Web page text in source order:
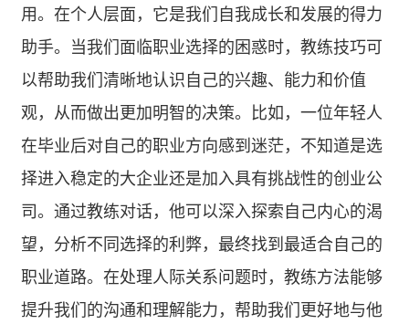
用。在个人层面，它是我们自我成长和发展的得力
助手。当我们面临职业选择的困惑时，教练技巧可
以帮助我们清晰地认识自己的兴趣、能力和价值
观，从而做出更加明智的决策。比如，一位年轻人
在毕业后对自己的职业方向感到迷茫，不知道是选
择进入稳定的大企业还是加入具有挑战性的创业公
司。通过教练对话，他可以深入探索自己内心的渴
望，分析不同选择的利弊，最终找到最适合自己的
职业道路。在处理人际关系问题时，教练方法能够
提升我们的沟通和理解能力，帮助我们更好地与他